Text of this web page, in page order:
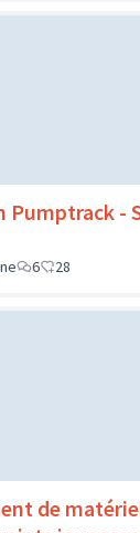
Pumptrack -
6 28
de